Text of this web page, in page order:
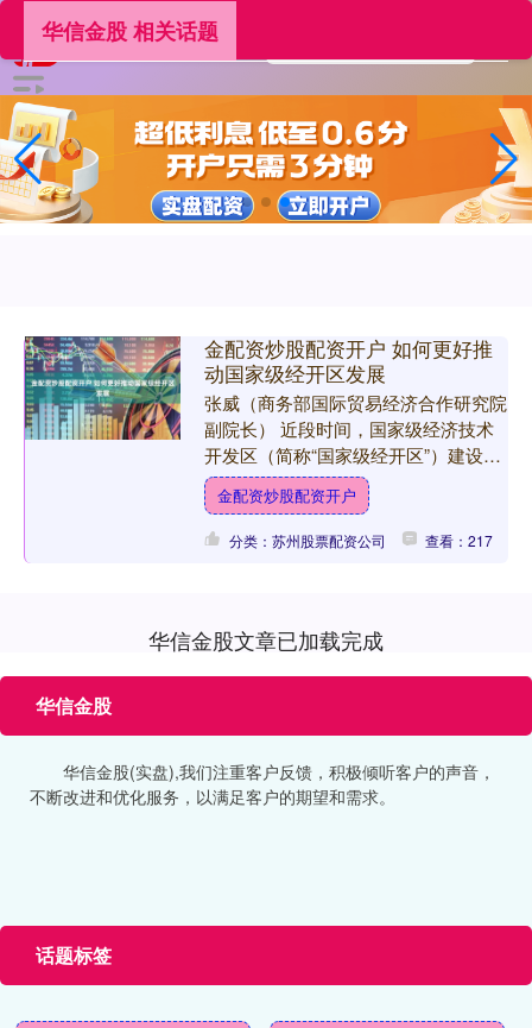
华信金股 相关话题
金配资炒股配资开户 如何更好推
动国家级经开区发展
张威（商务部国际贸易经济合作研究院
副院长） 近段时间，国家级经济技术
开发区（简称“国家级经开区”）建设动
作频频。在商务部印发《深化国家级经
济技术开发区改革创新 ....
金配资炒股配资开户
分类：苏州股票配资公司 查看：217
华信金股文章已加载完成
华信金股
华信金股(实盘),我们注重客户反馈，积极倾听客户的声音，
不断改进和优化服务，以满足客户的期望和需求。
话题标签